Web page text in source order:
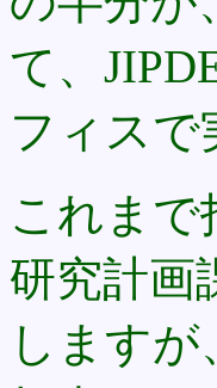
て、
フィスで
これまで
研究計画
します